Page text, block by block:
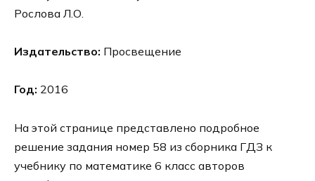
Рослова Л.О.
Издательство: Просвещение
Год: 2016
На этой странице представлено подробное
решение задания номер 58 из сборника ГДЗ к
учебнику по математике 6 класс авторов